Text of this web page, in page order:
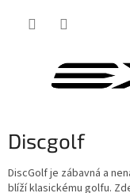
Discgolf
DiscGolf je zábavná a
blíží klasickému golfu.